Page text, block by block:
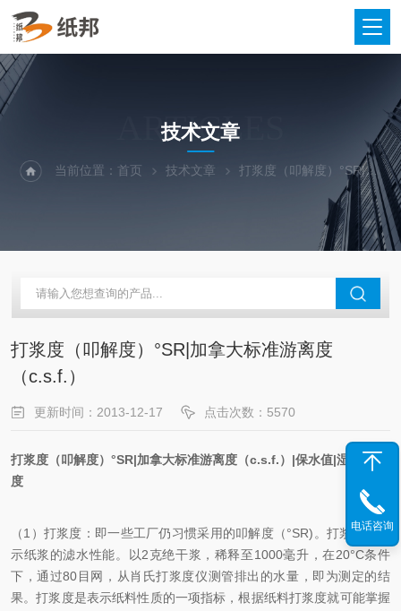
ARTICLES
技术文章
当前位置：首页 技术文章 打浆度（叩解度）°SR|加拿大标准游离度（c.s.f.）
打浆度（叩解度）°SR|加拿大标准游离度
（c.s.f.）
更新时间：2013-12-17 点击次数：5570
打浆度（叩解度）°SR|加拿大标准游离度（c.s.f.） |保水值|湿重 |水化
度
（1 ） 打浆度 ：即一些工厂仍习惯采用的叩解度（°SR) 。打浆度只表
示纸浆的滤水性能。以2克绝干浆，稀释至1000毫升，在20°C条件
下，通过80目网，从肖氏打浆度仪测管排出的水量，即为测定的结
果。打浆度是表示纸料性质的一项指标，根据纸料打浆度就可能掌握
电话咨询